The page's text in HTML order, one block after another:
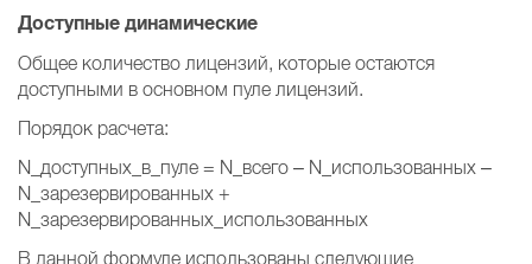
Доступные динамические
Общее количество лицензий, которые остаются
доступными в основном пуле лицензий.
Порядок расчета:
N_доступных_в_пуле = N_всего – N_использованных –
N_зарезервированных +
N_зарезервированных_использованных
В данной формуле использованы следующие